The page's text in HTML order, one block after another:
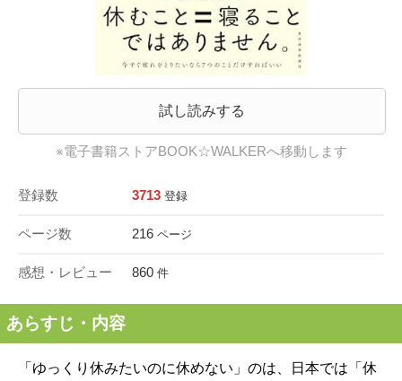
試し読みする
※電子書籍ストアBOOK☆WALKERへ移動します
登録数 3713 登録
ページ数 216 ページ
感想・レビュー 860 件
あらすじ・内容
「ゆっくり休みたいのに休めない」のは、日本では「休